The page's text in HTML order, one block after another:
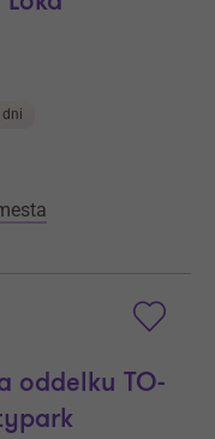
dni
oddelku TO-